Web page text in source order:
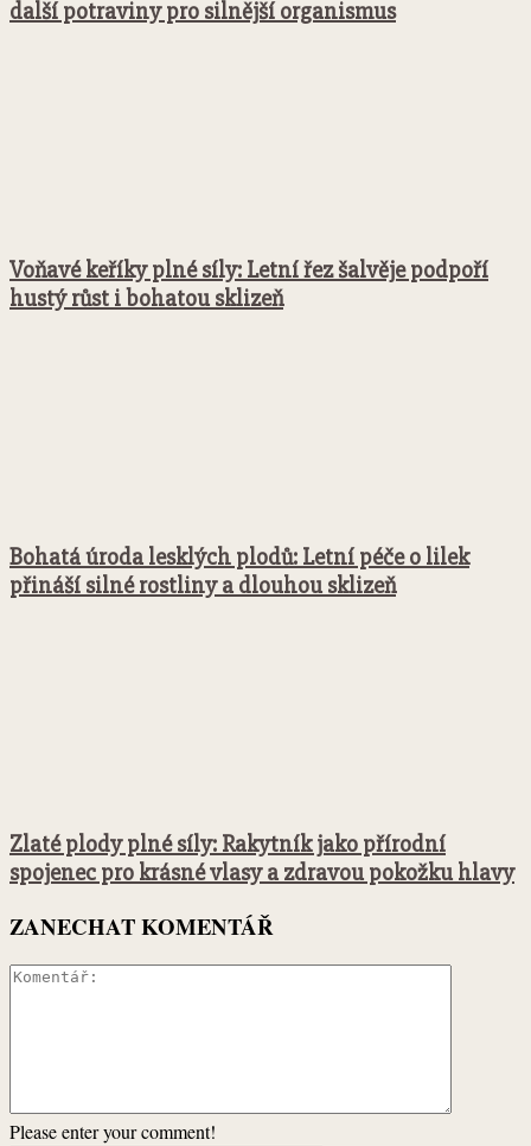
další potraviny pro silnější organismus
Voňavé keříky plné síly: Letní řez šalvěje podpoří
hustý růst i bohatou sklizeň
Bohatá úroda lesklých plodů: Letní péče o lilek
přináší silné rostliny a dlouhou sklizeň
Zlaté plody plné síly: Rakytník jako přírodní
spojenec pro krásné vlasy a zdravou pokožku hlavy
ZANECHAT KOMENTÁŘ
Please enter your comment!